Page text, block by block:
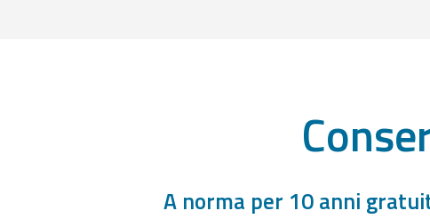
A norma per 10 anni